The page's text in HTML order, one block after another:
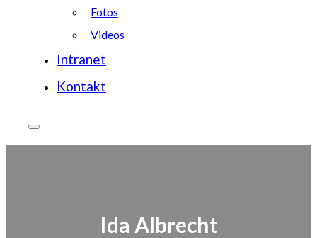
Fotos
Videos
Intranet
Kontakt
Ida Albrecht